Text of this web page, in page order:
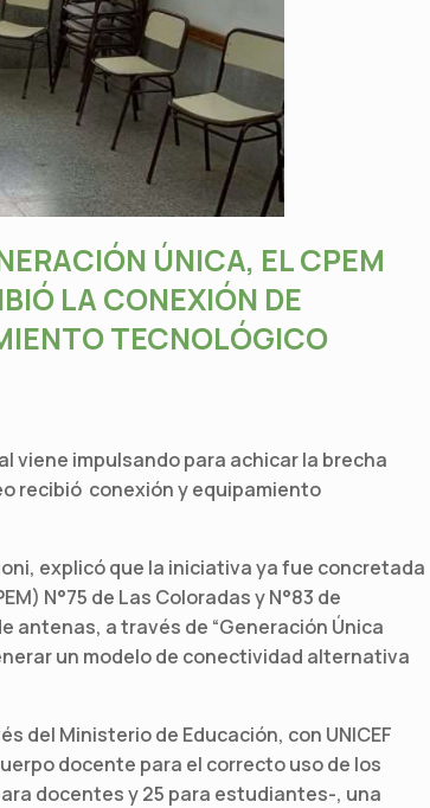
ÚNICA, EL CPEM
LA CONEXIÓN DE
TECNOLÓGICO
viene impulsando para achicar la brecha
recibió conexión y equipamiento
explicó que la iniciativa ya fue concretada
N°75 de Las Coloradas y N°83 de
antenas, a través de “Generación Única
un modelo de conectividad alternativa
del Ministerio de Educación, con UNICEF
docente para el correcto uso de los
docentes y 25 para estudiantes-, una